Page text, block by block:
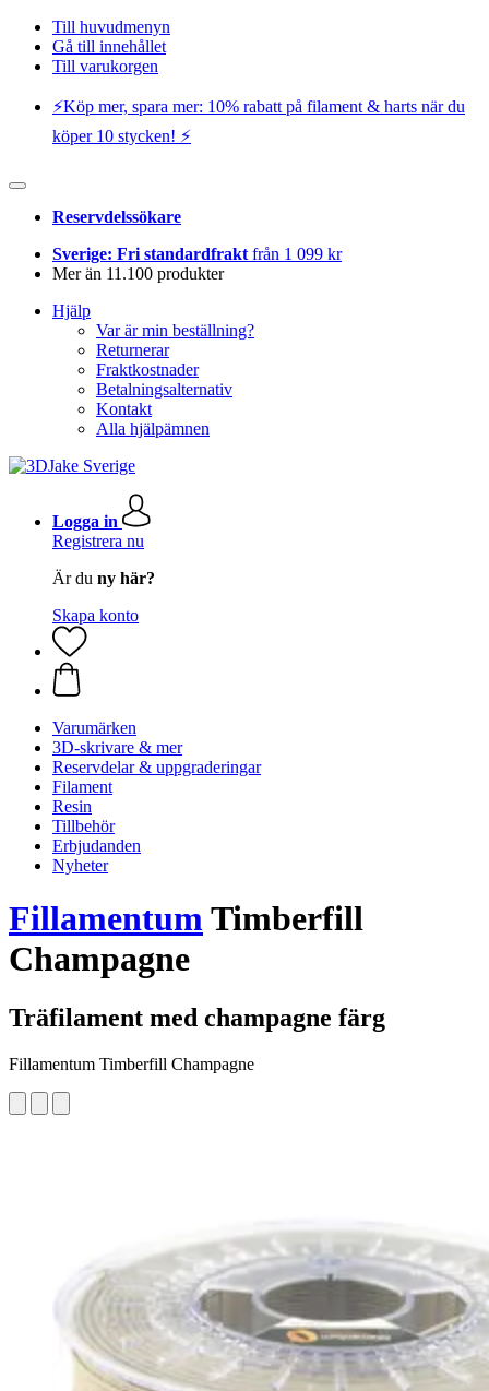
Till huvudmenyn
Gå till innehållet
Till varukorgen
⚡️Köp mer, spara mer: 10% rabatt på filament & harts när du
köper 10 stycken! ⚡️
Reservdelssökare
Sverige: Fri standardfrakt från 1 099 kr
Mer än 11.100 produkter
Hjälp
Var är min beställning?
Returnerar
Fraktkostnader
Betalningsalternativ
Kontakt
Alla hjälpämnen
Logga in
Registrera nu
Är du ny här?
Skapa konto
Varumärken
3D-skrivare & mer
Reservdelar & uppgraderingar
Filament
Resin
Tillbehör
Erbjudanden
Nyheter
FillamentumTimberfill
Champagne
Träfilament med champagne färg
Fillamentum Timberfill Champagne